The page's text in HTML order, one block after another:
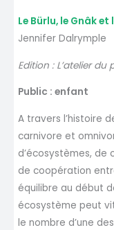
Le Bürlu, le Gnâk et
Jennifer Dalrymple
Edition : L’atelier du
Public : enfant
A travers l’histoire
carnivore et
d’écosystèmes,
de coopération
équilibre au début
écosystème peut
le nombre d’une